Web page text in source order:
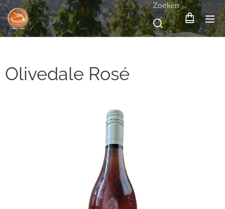
Zoeken
Olivedale Rosé